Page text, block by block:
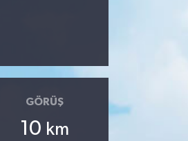
GÖRÜŞ
10 km